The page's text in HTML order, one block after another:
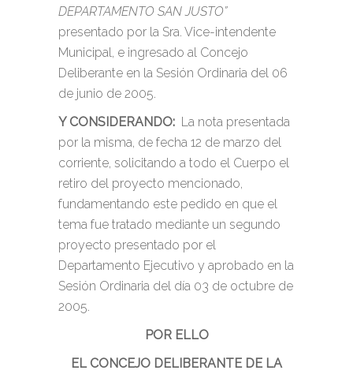
DEPARTAMENTO SAN JUSTO”
presentado por la Sra. Vice-intendente
Municipal, e ingresado al Concejo
Deliberante en la Sesión Ordinaria del 06
de junio de 2005.
Y CONSIDERANDO: La nota presentada
por la misma, de fecha 12 de marzo del
corriente, solicitando a todo el Cuerpo el
retiro del proyecto mencionado,
fundamentando este pedido en que el
tema fue tratado mediante un segundo
proyecto presentado por el
Departamento Ejecutivo y aprobado en la
Sesión Ordinaria del día 03 de octubre de
2005.
POR ELLO
EL CONCEJO DELIBERANTE DE LA